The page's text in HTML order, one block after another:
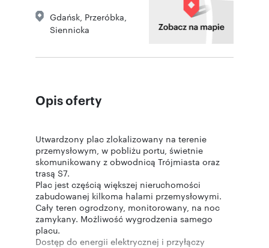
Gdańsk Przeróbka
Siennicka
Opis oferty
Utwardzony plac zlokalizowany na terenie
przemysłowym, w pobliżu portu, świetnie
skomunikowany z obwodnicą Trójmiasta oraz
trasą S7.
Plac jest częścią większej nieruchomości
zabudowanej kilkoma halami przemysłowymi.
Cały teren ogrodzony, monitorowany, na noc
zamykany. Możliwość wygrodzenia samego
placu.
Dostęp do energii elektrycznej i przyłączy